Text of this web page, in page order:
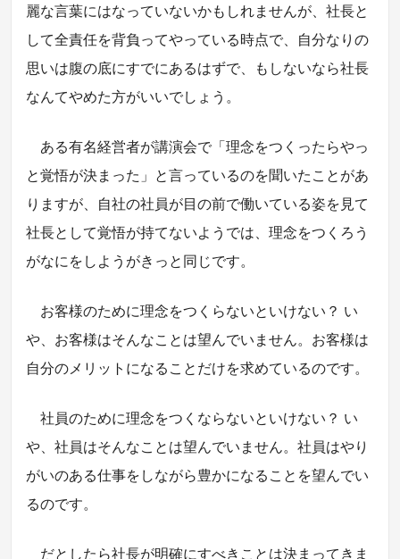
麗な言葉にはなっていないかもしれませんが、社長と
して全責任を背負ってやっている時点で、自分なりの
思いは腹の底にすでにあるはずで、もしないなら社長
なんてやめた方がいいでしょう。
ある有名経営者が講演会で「理念をつくったらやっ
と覚悟が決まった」と言っているのを聞いたことがあ
りますが、自社の社員が目の前で働いている姿を見て
社長として覚悟が持てないようでは、理念をつくろう
がなにをしようがきっと同じです。
お客様のために理念をつくらないといけない？ い
や、お客様はそんなことは望んでいません。お客様は
自分のメリットになることだけを求めているのです。
社員のために理念をつくならないといけない？ い
や、社員はそんなことは望んでいません。社員はやり
がいのある仕事をしながら豊かになることを望んでい
るのです。
だとしたら社長が明確にすべきことは決まってきま